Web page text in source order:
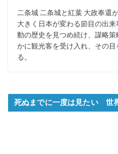
二条城 二条城と紅葉 大政奉還
大きく日本が変わる節目の出
動の歴史を見つめ続け、謀略
かに観光客を受け入れ、その
る。
死ぬまでに一度は見たい 世